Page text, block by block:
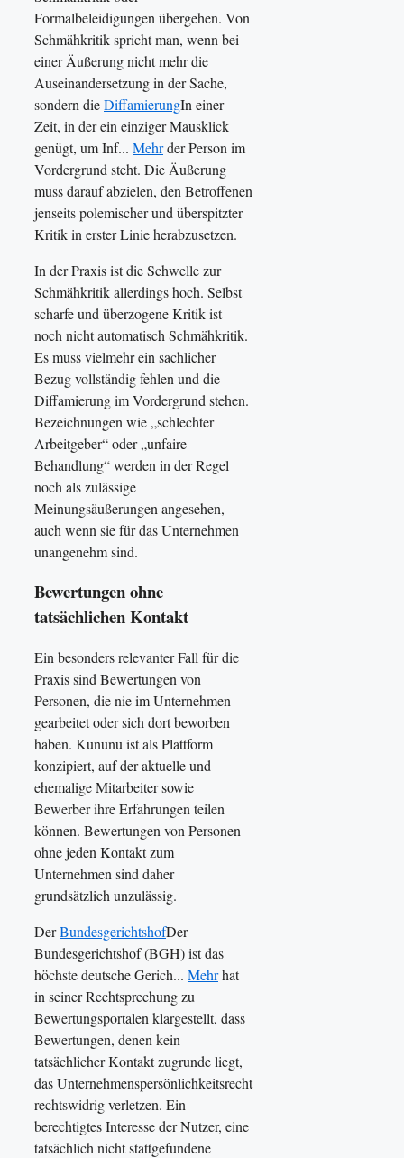
Formalbeleidigungen übergehen. Von
Schmähkritik spricht man, wenn bei
einer Äußerung nicht mehr die
Auseinandersetzung in der Sache,
sondern dieDiffamierungIn einer
Zeit, in der ein einziger Mausklick
genügt, um Inf... Mehrder Person im
Vordergrund steht. Die Äußerung
muss darauf abzielen, den Betroffenen
jenseits polemischer und überspitzter
Kritik in erster Linie herabzusetzen.
In der Praxis ist die Schwelle zur
Schmähkritik allerdings hoch. Selbst
scharfe und überzogene Kritik ist
noch nicht automatisch Schmähkritik.
Es muss vielmehr ein sachlicher
Bezug vollständig fehlen und die
Diffamierung im Vordergrund stehen.
Bezeichnungen wie „schlechter
Arbeitgeber“ oder „unfaire
Behandlung“ werden in der Regel
noch als zulässige
Meinungsäußerungen angesehen,
auch wenn sie für das Unternehmen
unangenehm sind.
Bewertungen ohne
tatsächlichen Kontakt
Ein besonders relevanter Fall für die
Praxis sind Bewertungen von
Personen, die nie im Unternehmen
gearbeitet oder sich dort beworben
haben. Kununu ist als Plattform
konzipiert, auf der aktuelle und
ehemalige Mitarbeiter sowie
Bewerber ihre Erfahrungen teilen
können. Bewertungen von Personen
ohne jeden Kontakt zum
Unternehmen sind daher
grundsätzlich unzulässig.
DerBundesgerichtshofDer
Bundesgerichtshof (BGH) ist das
höchste deutsche Gerich... Mehrhat
in seiner Rechtsprechung zu
Bewertungsportalen klargestellt, dass
Bewertungen, denen kein
tatsächlicher Kontakt zugrunde liegt,
das Unternehmenspersönlichkeitsrecht
rechtswidrig verletzen. Ein
berechtigtes Interesse der Nutzer, eine
tatsächlich nicht stattgefundene